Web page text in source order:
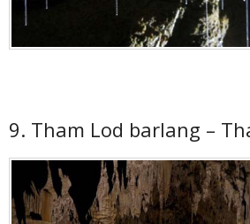
9. Tham Lod barlang –